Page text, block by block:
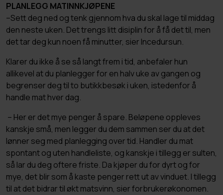
PLANLEGG MATINNKJØPENE
–Sett deg ned og tenk gjennom hva du skal lage til middag
den neste uken. Det trengs litt disiplin for å få det til, men
det tar deg kun noen få minutter, sier Incedursun.
Klarer du ikke å se så langt frem i tid, anbefaler hun
allikevel at du planlegger for en halv uke av gangen og
begrenser deg til to butikkbesøk i uken, istedenfor å
handle mat hver dag.
– Her er det mye penger å spare. Beløpene oppleves
kanskje små, men legger du dem sammen ser du at det
lønner seg med planlegging over tid. Handler du mat
spontant og uten handleliste, og kanskje i tillegg er sulten,
så lar du deg oftere friste. Da kjøper du for dyrt og for
mye, det blir som å kaste penger rett ut av vinduet. I tillegg
til at det bidrar til økt matsvinn, sier forbrukerøkonomen.